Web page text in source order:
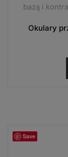
bazą i
Okulary
Save